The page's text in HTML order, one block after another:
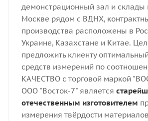
демонстрационный зал и склады
Москве рядом с ВДНХ,
производства расположены в
Украине, Казахстане и Китае.
предложить клиенту
средств измерений по
КАЧЕСТВО с торговой маркой
ООО "Восток-7" является
отечественным изготовителем
измерения твёрдости